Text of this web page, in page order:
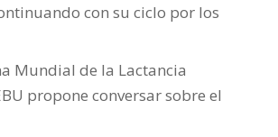
con su ciclo por los
Mundial de la Lactancia
propone conversar sobre el